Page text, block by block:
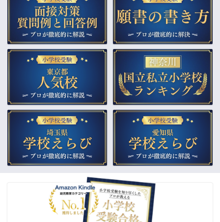
▲家庭学習サポート ▲プロ家庭教師（訪問）
▲小学校受験合格の教科書 ▲教材販売（通販）
▲受験個別相談
▲幼稚園受験をプロが解説